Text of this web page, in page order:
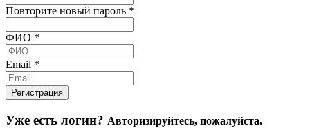
Повторите новый пароль *
ФИО *
Email *
Уже есть логин? Авторизируйтесь, пожалуйста.